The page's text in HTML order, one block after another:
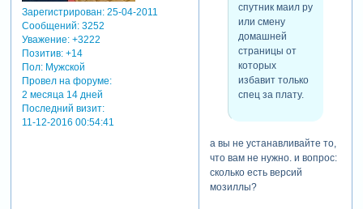
Зарегистрирован: 25-04-2011
Сообщений:3252
Уважение: +3222
Позитив: +14
Пол:Мужской
Провел на форуме:
2 месяца 14 дней
Последний визит:
11-12-2016 00:54:41
спутник маил ру
или смену
домашней
страницы от
которых
избавит только
спец за плату.
а вы не устанавливайте то,
что вам не нужно. и вопрос:
сколько есть версий
мозиллы?